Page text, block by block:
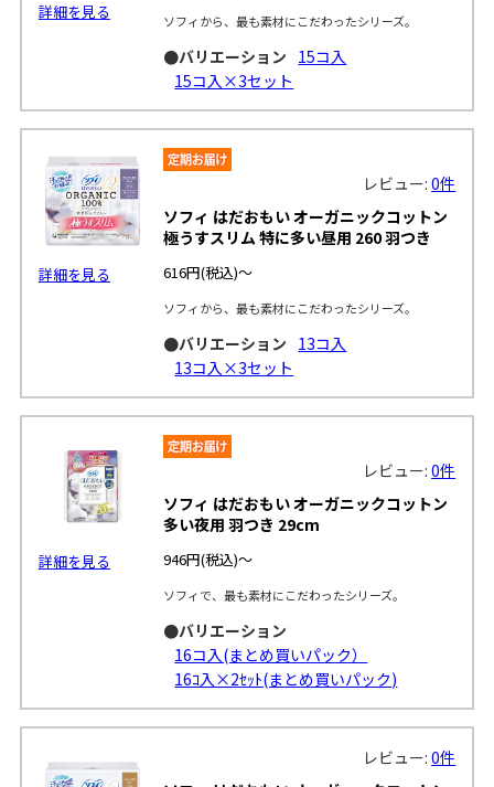
詳細を見る ソフィから、最も素材にこだわったシリーズ。
●バリエーション 15コ入
15コ入×3セット
詳細を見る
レビュー:0件
ソフィ はだおもい オーガニックコットン
極うすスリム 特に多い昼用 260 羽つき
616円(税込)～
ソフィから、最も素材にこだわったシリーズ。
●バリエーション 13コ入
13コ入×3セット
詳細を見る
レビュー:0件
ソフィ はだおもい オーガニックコットン
多い夜用 羽つき 29cm
946円(税込)～
ソフィで、最も素材にこだわったシリーズ。
●バリエーション
16コ入(まとめ買いパック）
16ｺ入×2ｾｯﾄ(まとめ買いパック)
レビュー:0件